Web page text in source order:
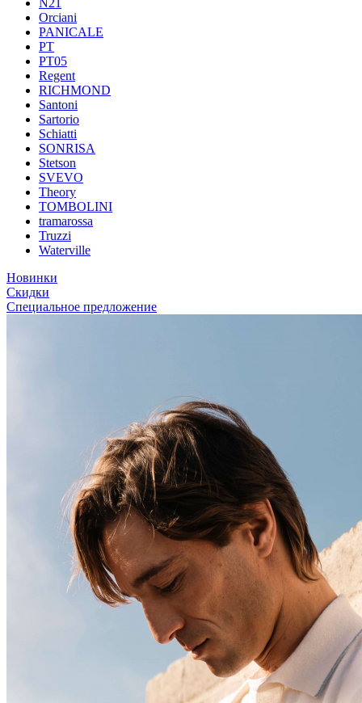
N21
Orciani
PANICALE
PT
PT05
Regent
RICHMOND
Santoni
Sartorio
Schiatti
SONRISA
Stetson
SVEVO
Theory
TOMBOLINI
tramarossa
Truzzi
Waterville
Новинки
Скидки
Специальное предложение